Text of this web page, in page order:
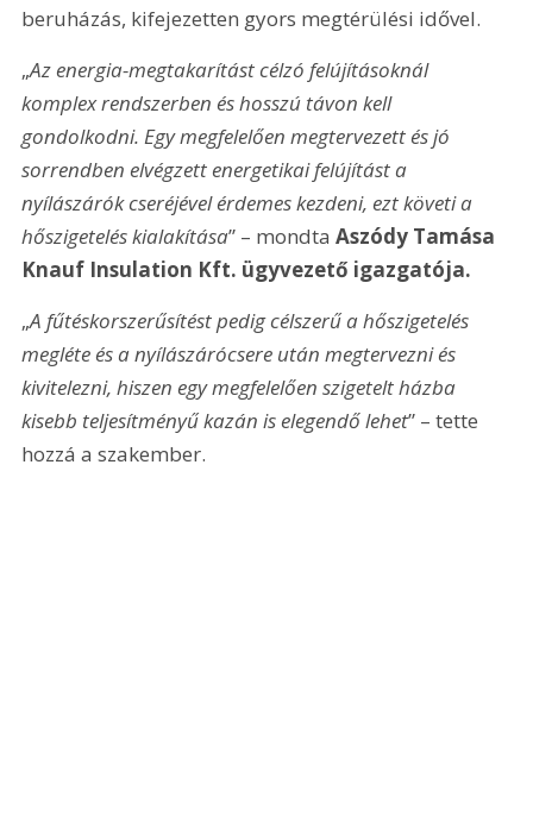
beruházás, kifejezetten gyors megtérülési idővel.
„Az energia-megtakarítást célzó felújításoknál
komplex rendszerben és hosszú távon kell
gondolkodni. Egy megfelelően megtervezett és jó
sorrendben elvégzett energetikai felújítást a
nyílászárók cseréjével érdemes kezdeni, ezt követi a
hőszigetelés kialakítása” – mondta Aszódy Tamása
Knauf Insulation Kft. ügyvezető igazgatója.
„A fűtéskorszerűsítést pedig célszerű a hőszigetelés
megléte és a nyílászárócsere után megtervezni és
kivitelezni, hiszen egy megfelelően szigetelt házba
kisebb teljesítményű kazán is elegendő lehet” – tette
hozzá a szakember.